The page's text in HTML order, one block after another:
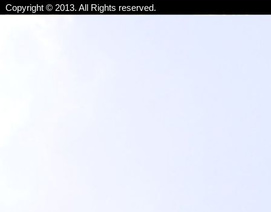
Copyright © 2013. All Rights reserved.